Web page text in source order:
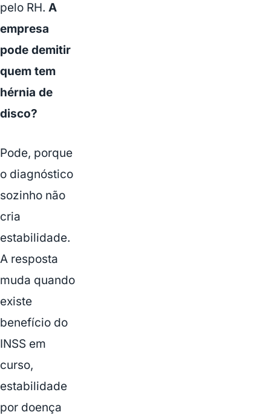
pelo RH. A
empresa
pode demitir
quem tem
hérnia de
disco?
Pode, porque
o diagnóstico
sozinho não
cria
estabilidade.
A resposta
muda quando
existe
benefício do
INSS em
curso,
estabilidade
por doença